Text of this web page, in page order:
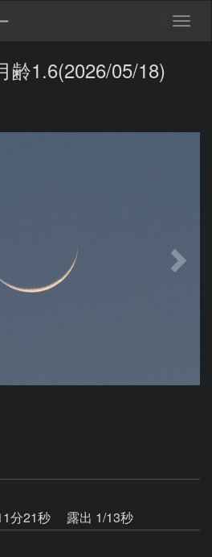
齢1.6(2026/05/18)
分21秒
露出 1/13秒